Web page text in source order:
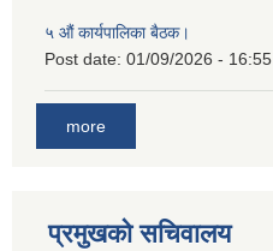
५ औं कार्यपालिका बैठक।
Post date: 01/09/2026 - 16:55
more
प्रमुखको सचिवालय